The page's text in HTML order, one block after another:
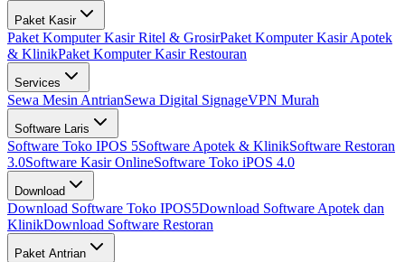
Paket Kasir
Paket Komputer Kasir Ritel & GrosirPaket Komputer Kasir Apotek
& KlinikPaket Komputer Kasir Restouran
Services
Sewa Mesin AntrianSewa Digital SignageVPN Murah
Software Laris
Software Toko IPOS 5Software Apotek & KlinikSoftware Restoran
3.0Software Kasir OnlineSoftware Toko iPOS 4.0
Download
Download Software Toko IPOS5Download Software Apotek dan
KlinikDownload Software Restoran
Paket Antrian